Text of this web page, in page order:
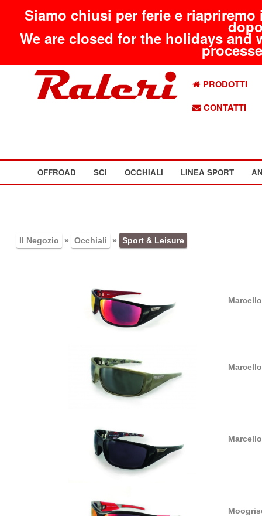
Siamo chiusi per ferie e
We are closed for the holidays
PRODOTTI
CONTATTI
OFFROAD SCI OCCHIALI LINEA SPORT
Il Negozio » Occhiali » Sport & Leisure